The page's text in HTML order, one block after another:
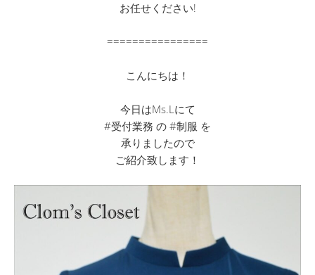
お任せください!
================
こんにちは！
今日はMs.Lにて
#受付業務 の #制服 を
承りましたので
ご紹介致します！